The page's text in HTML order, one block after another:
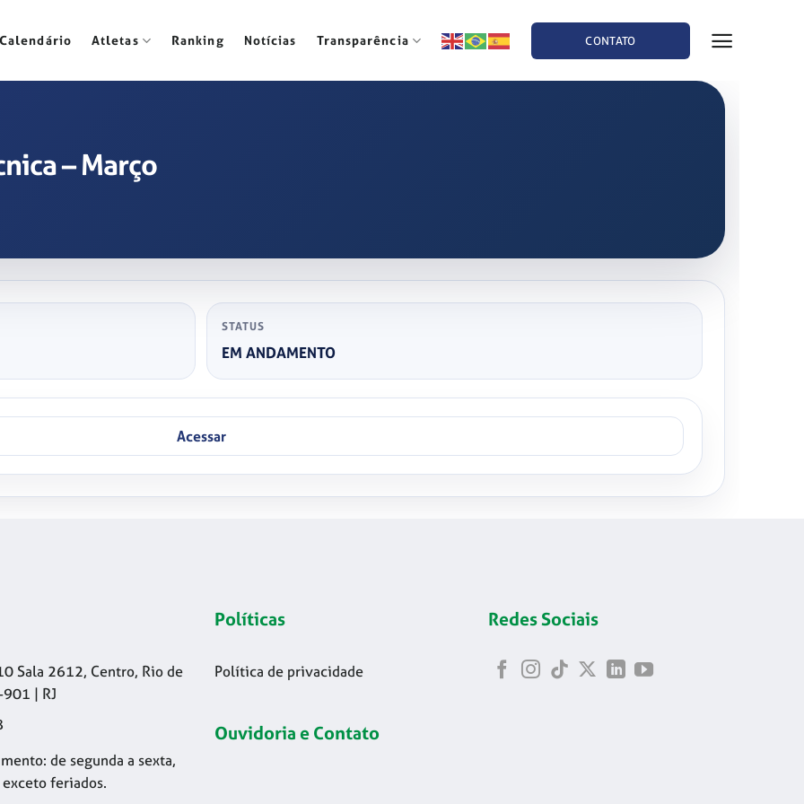
Atletas Ranking Notícias Transparência CONTATO
– Março
STATUS
EM ANDAMENTO
Acessar
Sala 2612, Centro, Rio de
| RJ
de segunda a sexta,
feriados.
Políticas
Política de privacidade
Ouvidoria e Contato
Redes Sociais